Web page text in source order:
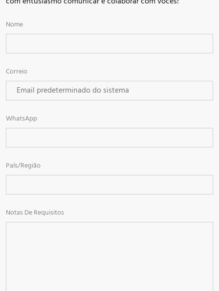
Nome
Correio
WhatsApp
País/Região
Notas De Requisitos